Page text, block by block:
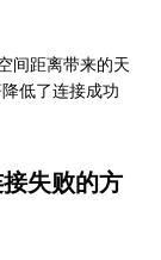
间距离带来的天
低了连接成功
失败的方